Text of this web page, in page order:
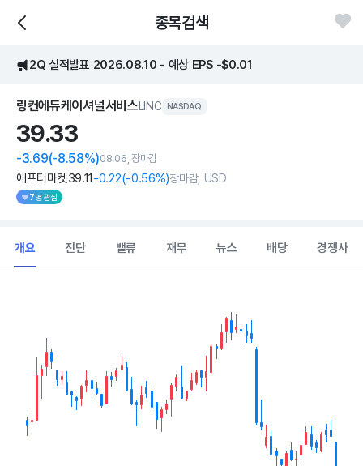
종목검색
2Q 실적발표 2026.08.10 - 예상 EPS -$0.01
링컨에듀케이셔널서비스LINC NASDAQ
39.33
-3.69(-8.58%)08.06, 장마감
애프터마켓39.11-0.22(-0.56%)장마감, USD
7명 관심
개요 진단 밸류 재무 뉴스 배당 경쟁사
The chart has 1 X axis displaying Time. Data ranges from
The chart has 1 Y axis displaying values. Data ranges from 36.36